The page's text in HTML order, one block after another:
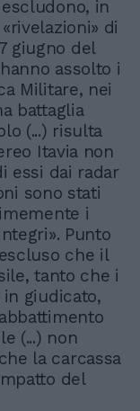
in
di
giugno del
assolto i
Militare, nei
battaglia
(...) risulta
Itavia non
essi dai radar
sono stati
i
Punto
che il
tanto che i
giudicato,
(...) non
la carcassa
del